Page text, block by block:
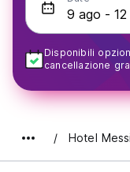
Disponibili
cancellazione
Hotel